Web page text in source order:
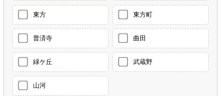
東方 東方町
普済寺 曲田
緑ケ丘 武蔵野
山河